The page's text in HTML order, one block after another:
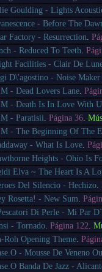
Goulding - Lights
- Before The
Factory - Resurrection.
- Reduced To Teeth.
Facilities - Clair De
D\'agostino - Noise Maker
- Dead Lovers Lane.
- Death Is In Love With
- Paratisii.Página 36.
- The Beginning Of The
- What Is Love.
Heights - Ohio Is
Elva ~ The Heart Is A
Del Silencio - Hechizo.
Rosetta! - New Sum.
Di Perle - Mi Par
- Tornado.Página 122.
Roh Opening Theme.
- Mousse De Veneno
Banda De Jazz -